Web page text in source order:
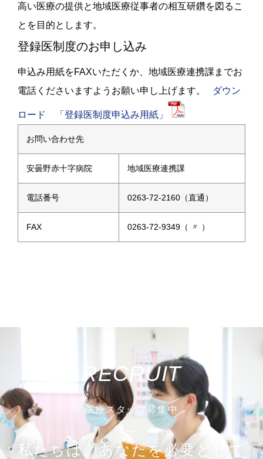
高い医療の提供と地域医療従事者の相互研鑽を図るこ
とを目的とします。
登録医制度のお申し込み
申込み用紙をFAXいただくか、地域医療連携課までお
電話くださいますようお願い申し上げます。
ダウン
ロード 「登録医制度申込み用紙」
お問い合わせ先
安曇野赤十字病院 地域医療連携課
電話番号 0263-72-2160（直通）
FAX 0263-72-9349（ 〃 ）
RECRUIT
医療スタッフ募集中
私たちは、あなたを必要として